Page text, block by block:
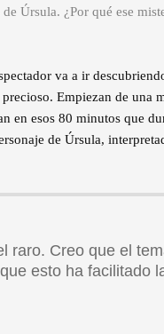
Úrsula. ¿Por qué ese
va a ir
Empiezan de una
en esos 80 minutos que
de Úrsula,
raro. Creo que el
esto ha facilitado